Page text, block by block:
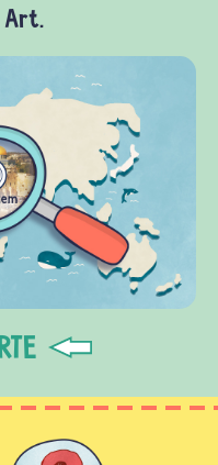
Art.